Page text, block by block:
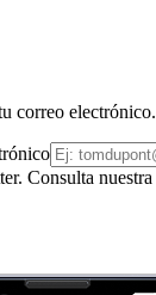
correo electrónico.
Consulta nuestra